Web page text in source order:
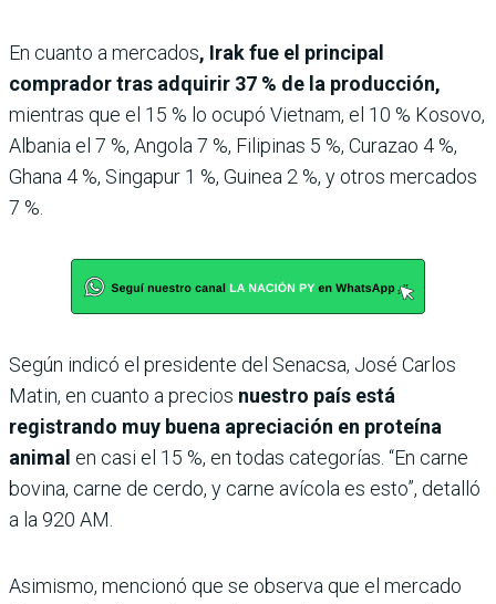
En cuanto a mercados, Irak fue el principal
comprador tras adquirir 37 % de la producción,
mientras que el 15 % lo ocupó Vietnam, el 10 % Kosovo,
Albania el 7 %, Angola 7 %, Filipinas 5 %, Curazao 4 %,
Ghana 4 %, Singapur 1 %, Guinea 2 %, y otros mercados
7 %.
Según indicó el presidente del Senacsa, José Carlos
Matin, en cuanto a precios nuestro país está
registrando muy buena apreciación en proteína
animal en casi el 15 %, en todas categorías. “En carne
bovina, carne de cerdo, y carne avícola es esto”, detalló
a la 920 AM.
Asimismo, mencionó que se observa que el mercado